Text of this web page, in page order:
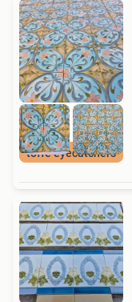
toffe eyecatchers